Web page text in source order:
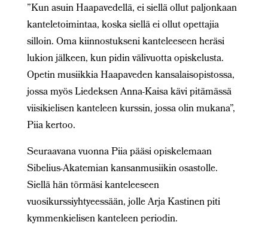
”Kun asuin Haapavedellä, ei siellä ollut paljonkaan
kanteletoimintaa, koska siellä ei ollut opettajia
silloin. Oma kiinnostukseni kanteleeseen heräsi
lukion jälkeen, kun pidin välivuotta opiskelusta.
Opetin musiikkia Haapaveden kansalaisopistossa,
jossa myös Liedeksen Anna-Kaisa kävi pitämässä
viisikielisen kanteleen kurssin, jossa olin mukana”,
Piia kertoo.
Seuraavana vuonna Piia pääsi opiskelemaan
Sibelius-Akatemian kansanmusiikin osastolle.
Siellä hän törmäsi kanteleeseen
vuosikurssiyhtyeessään, jolle Arja Kastinen piti
kymmenkielisen kanteleen periodin.